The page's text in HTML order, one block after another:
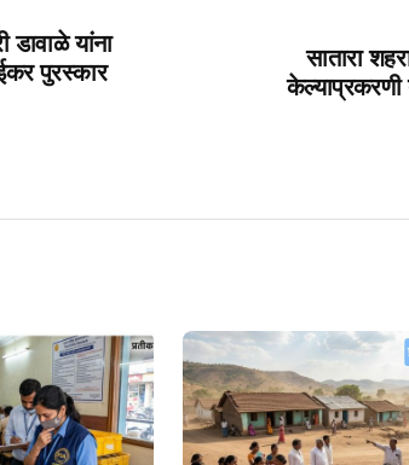
यांना
पुरस्कार
सातारा
केल्याप्रकरणी